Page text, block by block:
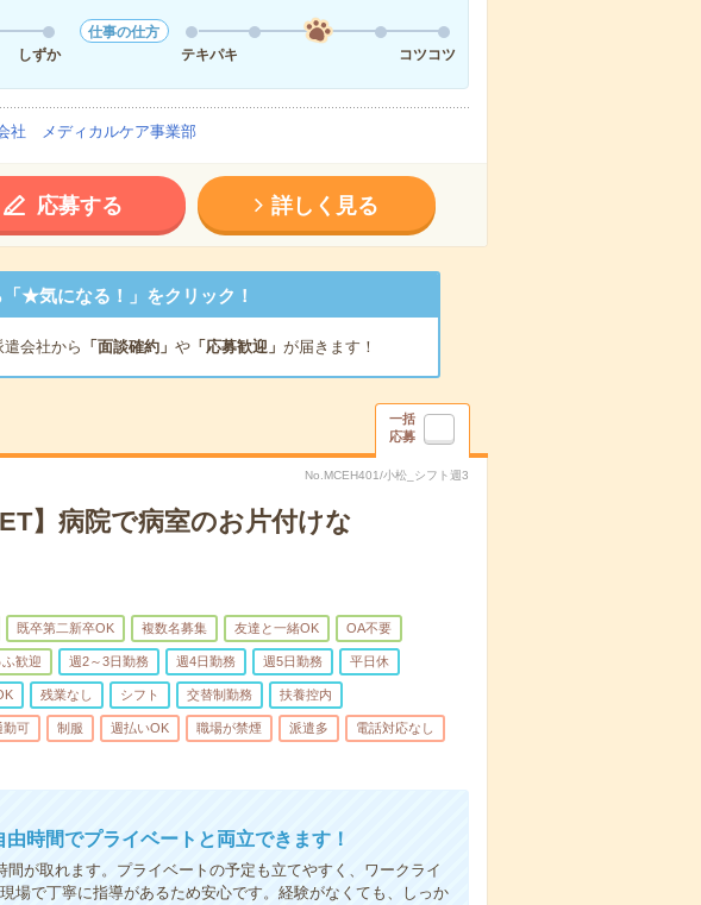
しずか
仕事の仕方
テキパキ
コツコツ
社 メディカルケア事業部
応募する 詳しく見る
★気になる！」をクリック！
遣会社から 「面談確約」 や「応募歓迎」 が届きます！
一括
応募
No.MCEH401/小松_シフト週3
】病院で病室のお片付けな
既卒第二新卒OK 複数名募集 友達と一緒OK OA不要
ふ歓迎 週2～3日勤務 週4日勤務 週5日勤務 平日休
残業なし シフト 交替制勤務 扶養控内
勤可 制服 週払いOK 職場が禁煙 派遣多 電話対応なし
時間でプライベートと両立できます！
間が取れます。プライベートの予定も立てやすく、ワークライ
場で丁寧に指導があるため安心です。経験がなくても、しっか